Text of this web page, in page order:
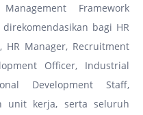
Framework
bagi HR
HR Manager, Recruitment
Officer, Industrial
Development Staff,
unit kerja, serta seluruh